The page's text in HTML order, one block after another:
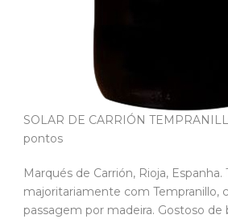
SOLAR DE CARRIÓN
pontos
Marqués de Carrión, Rioja, Espanha.
majoritariamente com Tempranillo,
passagem por madeira. Gostoso de